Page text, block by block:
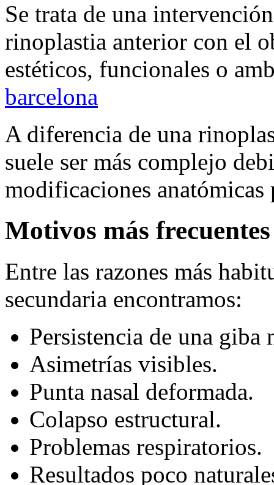
Se trata de una
rinoplastia anterior con el
estéticos, funcionales o
barcelona
A diferencia de una
suele ser más complejo
modificaciones anatómicas
Motivos más frecuentes
Entre las razones más
secundaria encontramos:
Persistencia de una giba
Asimetrías visibles.
Punta nasal deformada.
Colapso estructural.
Problemas respiratorios.
Resultados poco